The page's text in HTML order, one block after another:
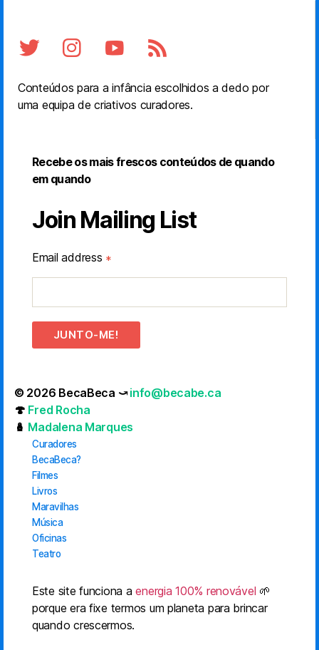
Conteúdos para a infância escolhidos a dedo por
uma equipa de criativos curadores.
Recebe os mais frescos conteúdos de quando
em quando
Join Mailing List
Email address *
JUNTO-ME!
© 2026 BecaBeca ⤻info@becabe.ca
🍄 Fred Rocha
🪆 Madalena Marques
Curadores
BecaBeca?
Filmes
Livros
Maravilhas
Música
Oficinas
Teatro
Este site funciona aenergia 100% renovável 🌱
porque era fixe termos um planeta para brincar
quando crescermos.